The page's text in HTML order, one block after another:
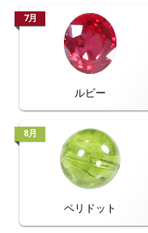
7月
ルビー
8月
ペリドット